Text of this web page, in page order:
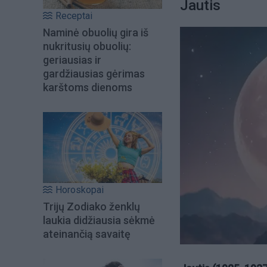
Receptai
Naminė obuolių gira iš
nukritusių obuolių:
geriausias ir
gardžiausias gėrimas
karštoms dienoms
Horoskopai
Trijų Zodiako ženklų
laukia didžiausia sėkmė
ateinančią savaitę
Jautis